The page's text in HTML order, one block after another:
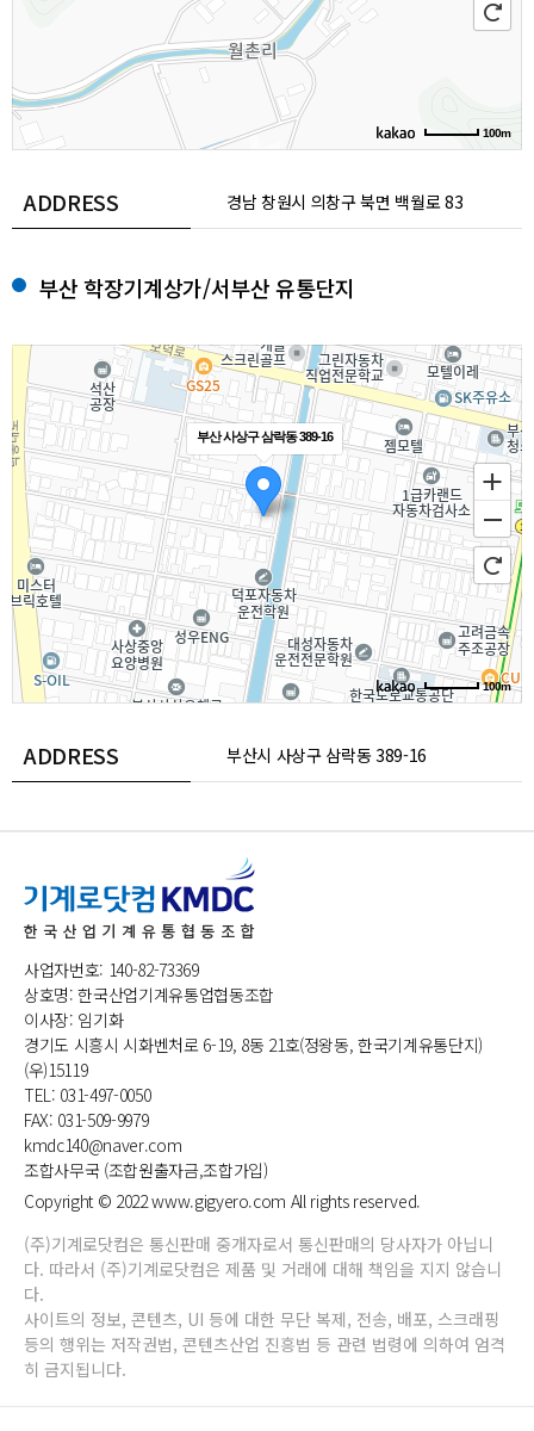
100m
ADDRESS 경남 창원시 의창구 북면 백월로 83
부산 학장기계상가/서부산 유통단지
부산 사상구 삼락동 389-16
100m
ADDRESS 부산시 사상구 삼락동 389-16
사업자번호: 140-82-73369
상호명: 한국산업기계유통업협동조합
이사장: 임기화
경기도 시흥시 시화벤처로 6-19, 8동 21호(정왕동, 한국기계유통단지)
(우)15119
TEL: 031-497-0050
FAX: 031-509-9979
kmdc140@naver.com
조합사무국 (조합원출자금,조합가입)
Copyright © 2022 www.gigyero.com All rights reserved.
(주)기계로닷컴은 통신판매 중개자로서 통신판매의 당사자가 아닙니
다. 따라서 (주)기계로닷컴은 제품 및 거래에 대해 책임을 지지 않습니
다.
사이트의 정보, 콘텐츠, UI 등에 대한 무단 복제, 전송, 배포, 스크래핑
등의 행위는 저작권법, 콘텐츠산업 진흥법 등 관련 법령에 의하여 엄격
히 금지됩니다.